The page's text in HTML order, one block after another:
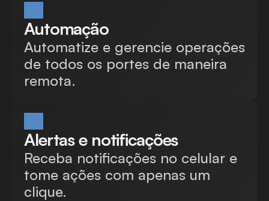
Automação
Automatize e gerencie operações
de todos os portes de maneira
remota.
Alertas e notificações
Receba notificações no celular e
tome ações com apenas um
clique.